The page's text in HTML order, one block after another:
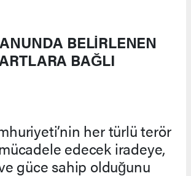
BELİRLENEN
BAĞLI
her türlü terör
edecek iradeye,
güce sahip olduğunu